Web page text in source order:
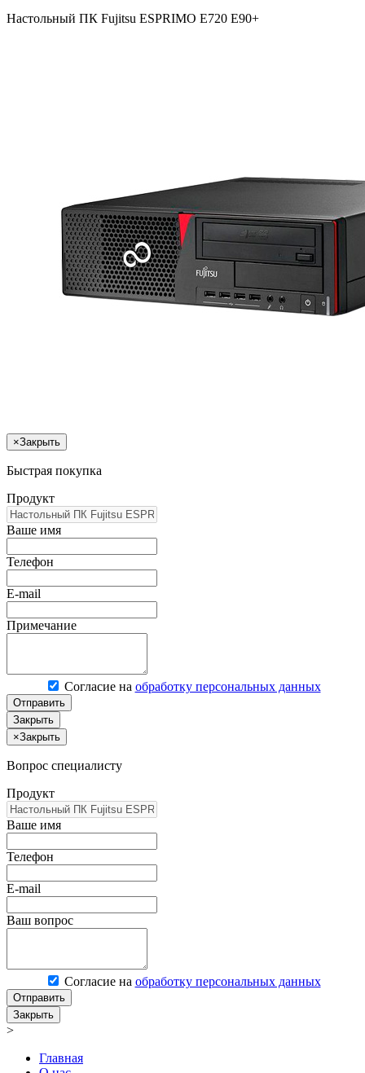
Настольный ПК Fujitsu ESPRIMO E720 E90+
×Закрыть
Быстрая покупка
Продукт
Ваше имя
Телефон
E-mail
Примечание
Согласие на обработку персональных данных
Отправить
Закрыть
×Закрыть
Вопрос специалисту
Продукт
Ваше имя
Телефон
E-mail
Ваш вопрос
Согласие на обработку персональных данных
Отправить
Закрыть
>
Главная